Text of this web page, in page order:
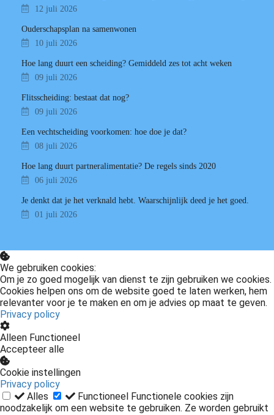
12 juli 2026
Ouderschapsplan na samenwonen
10 juli 2026
Hoe lang duurt een scheiding? Gemiddeld zes tot acht weken
09 juli 2026
Flitsscheiding: bestaat dat nog?
09 juli 2026
Een vechtscheiding voorkomen: hoe doe je dat?
08 juli 2026
Hoe lang duurt partneralimentatie? De regels sinds 2020
06 juli 2026
Je denkt dat je het verknald hebt. Waarschijnlijk deed je het goed.
01 juli 2026
We gebruiken cookies:
Om je zo goed mogelijk van dienst te zijn gebruiken we cookies.
Cookies helpen ons om de website goed te laten werken, hem
relevanter voor je te maken en om je advies op maat te geven.
Privacy policy
Alleen Functioneel
Accepteer alle
Cookie instellingen
Privacy policy
Alles
Functioneel Functionele cookies zijn
noodzakelijk om een website te gebruiken. Ze worden gebruikt